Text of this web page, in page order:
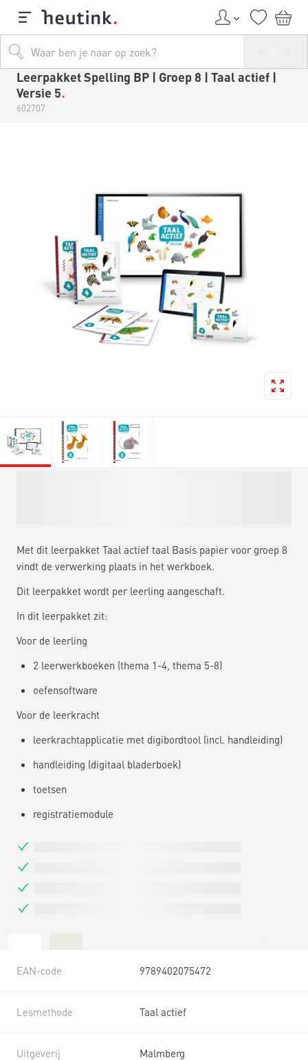
Leerpakket Spelling BP | Groep 8 | Taal actief |
Versie 5
602707
Met dit leerpakket Taal actief taal Basis papier voor groep 8
vindt de verwerking plaats in het werkboek.
Dit leerpakket wordt per leerling aangeschaft.
In dit leerpakket zit:
Voor de leerling
2 leerwerkboeken (thema 1-4, thema 5-8)
oefensoftware
Voor de leerkracht
leerkrachtapplicatie met digibordtool (incl. handleiding)
handleiding (digitaal bladerboek)
toetsen
registratiemodule
EAN-code 9789402075472
Lesmethode Taal actief
Uitgeverij Malmberg